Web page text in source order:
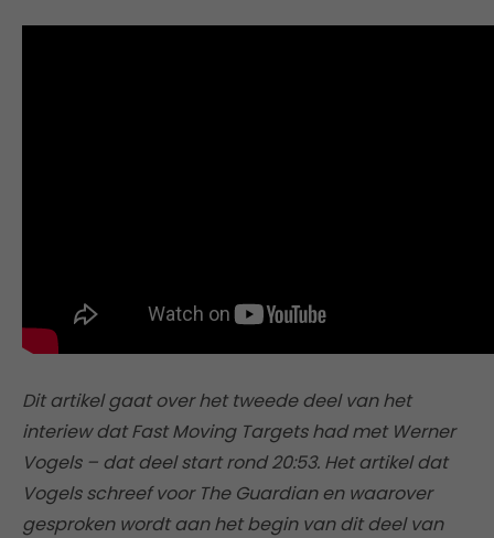
Dit artikel gaat over het tweede deel van het
interiew dat Fast Moving Targets had met Werner
Vogels – dat deel start rond 20:53. Het artikel dat
Vogels schreef voor The Guardian en waarover
gesproken wordt aan het begin van dit deel van